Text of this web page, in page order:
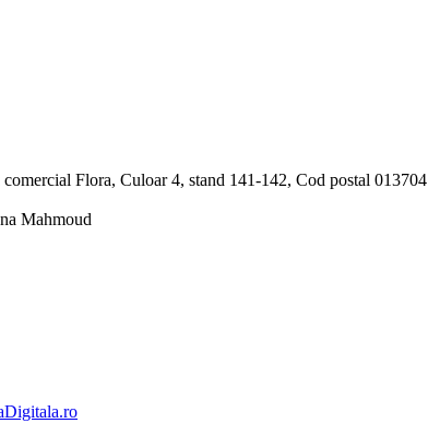
Flora, Culoar 4, stand 141-142, Cod postal 013704
Mahmoud